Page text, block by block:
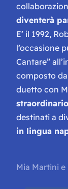
diventerà
E’ il 1992,
l’occasione
Cantare”
composto
duetto con
straordinario
destinati a
in lingua
Mia Martini